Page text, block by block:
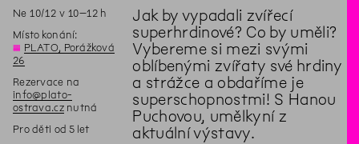
Ne 10/12 v 10–12 h
Místo konání:
◊ PLATO, Porážková
26
Rezervace na
info@plato-
ostrava.cznutná
Pro děti od 5 let
Jak by vypadali zvířecí
superhrdinové? Co by uměli?
Vybereme si mezi svými
oblíbenými zvířaty své hrdiny
a strážce a obdaříme je
superschopnostmi! S Hanou
Puchovou, umělkyní z
aktuální výstavy.